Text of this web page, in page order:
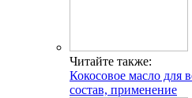
Читайте также:
Кокосовое масло для
состав, применение